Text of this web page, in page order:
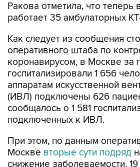
Ракова отметила, что теперь
работает 35 амбулаторных
Как следует из сообщения
оперативного штаба по
коронавирусом, в Москве за
госпитализировали 1 656
аппаратам искусственной
(ИВЛ) подключены 626
сообщалось о 1 581
подключенных к ИВЛ.
При этом, по данным
Москве вторые сути подряд
снижение заболеваемости.